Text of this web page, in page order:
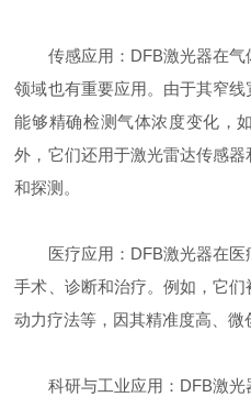
传感应用：DFB激光器在气
领域也有重要应用。由于其窄
能够精确检测气体浓度变化，
外，它们还用于激光雷达传感
和探测。
医疗应用：DFB激光器在医
手术、诊断和治疗。例如，它
动力疗法等，因其精准度高、微
科研与工业应用：DFB激光